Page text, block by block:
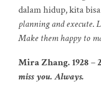
dalam hidup, kita
planning and execute.
Make them happy to
Mira Zhang. 1928 –
miss you. Always.